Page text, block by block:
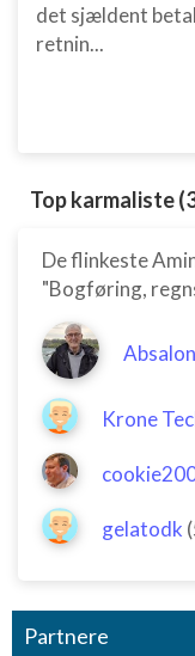
det sjældent
retnin...
Top karmaliste
De flinkeste
"Bogføring,
Krone
gelatodk
Partnere